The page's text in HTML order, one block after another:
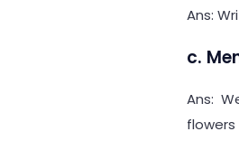
Ans:
c.
Ans: